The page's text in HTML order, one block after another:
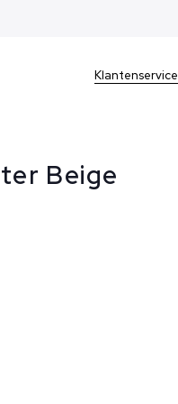
Klantenservice
Beige